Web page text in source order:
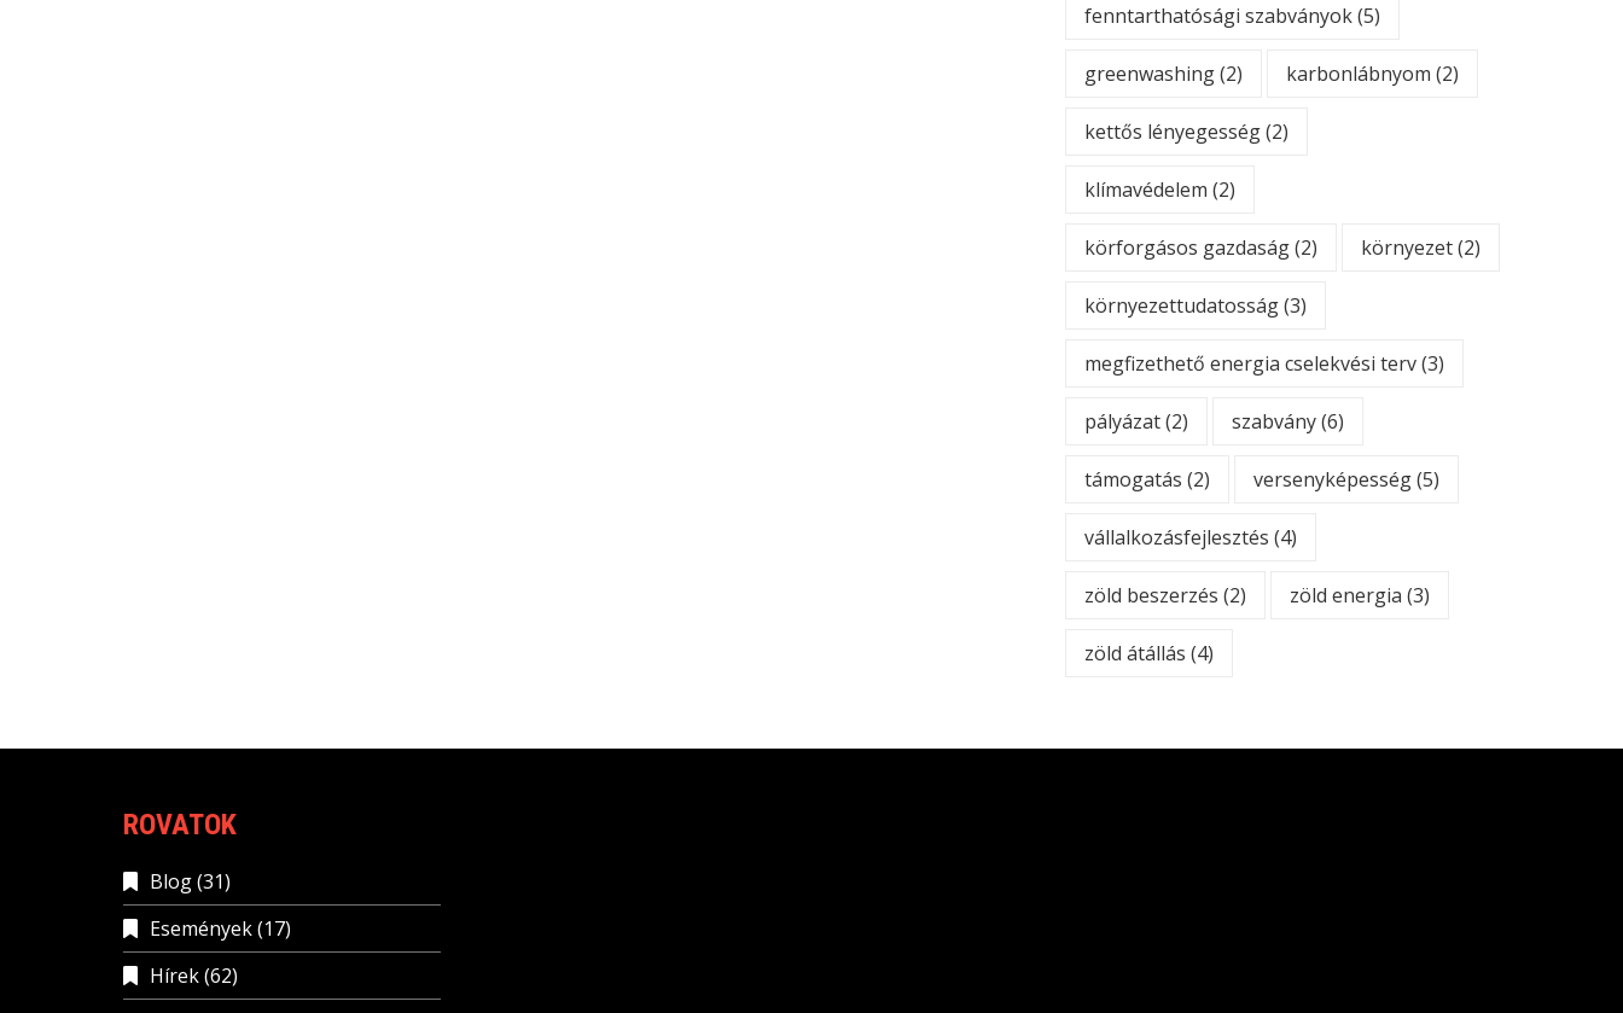
fenntarthatósági szabványok(5)
greenwashing(2) karbonlábnyom (2)
kettős lényegesség(2)
klímavédelem (2)
körforgásos gazdaság(2) környezet(2)
környezettudatosság(3)
megfizethető energia cselekvési terv(3)
pályázat(2) szabvány(6)
támogatás (2) versenyképesség(5)
vállalkozásfejlesztés (4)
zöld beszerzés (2) zöld energia (3)
zöld átállás (4)
ROVATOK
Blog(31)
Események(17)
Hírek(62)